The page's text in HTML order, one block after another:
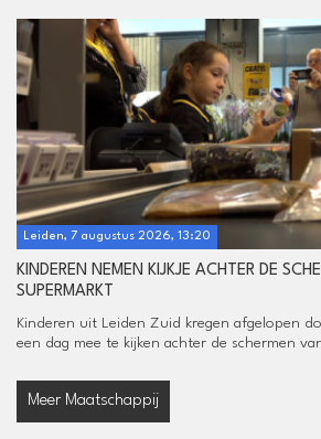
Leiden, 7 augustus 2026, 13:20
KINDEREN NEMEN KIJKJE ACHTER DE
SUPERMARKT
Kinderen uit Leiden Zuid kregen afgelopen
een dag mee te kijken achter de schermen
Meer Maatschappij